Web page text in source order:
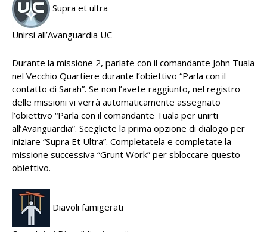
Supra et ultra
Unirsi all’Avanguardia UC
Durante la missione 2, parlate con il comandante John Tuala
nel Vecchio Quartiere durante l’obiettivo “Parla con il
contatto di Sarah”. Se non l’avete raggiunto, nel registro
delle missioni vi verrà automaticamente assegnato
l’obiettivo “Parla con il comandante Tuala per unirti
all’Avanguardia”. Scegliete la prima opzione di dialogo per
iniziare “Supra Et Ultra”. Completatela e completate la
missione successiva “Grunt Work” per sbloccare questo
obiettivo.
Diavoli famigerati